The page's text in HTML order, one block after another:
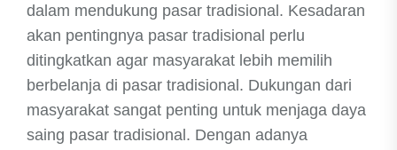
dalam mendukung pasar tradisional. Kesadaran
akan pentingnya pasar tradisional perlu
ditingkatkan agar masyarakat lebih memilih
berbelanja di pasar tradisional. Dukungan dari
masyarakat sangat penting untuk menjaga daya
saing pasar tradisional. Dengan adanya